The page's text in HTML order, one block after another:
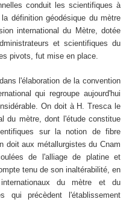
conduit les scientifiques à
définition géodésique du mètre
international du Mètre, dotée
et scientifiques du
pivots, fut mise en place.
l'élaboration de la convention
qui regroupe aujourd'hui
On doit à H. Tresca le
du mètre, dont l'étude constitue
sur la notion de fibre
doit aux métallurgistes du Cnam
de l'alliage de platine et
tenu de son inaltérabilité, en
du mètre et du
qui précèdent l'établissement